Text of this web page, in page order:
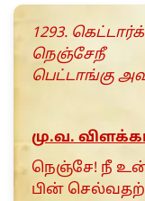
1293.
நெஞ்சேநீ
பெட்டாங்கு
மு.வ.
நெஞ்சே! நீ உன்
பின்